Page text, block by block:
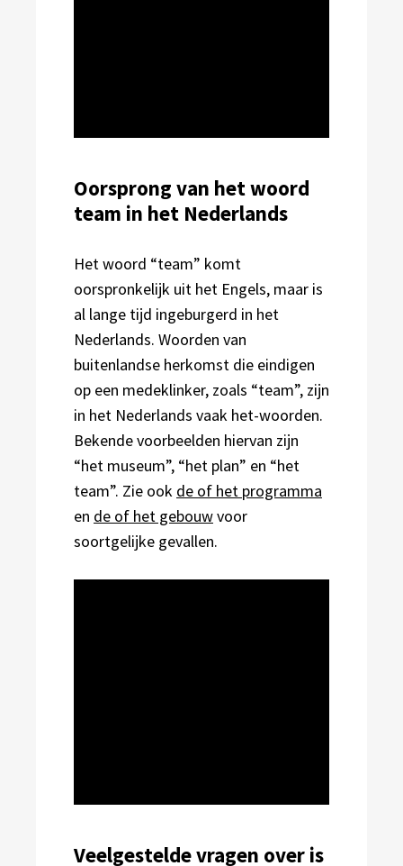
Oorsprong van het woord
team in het Nederlands
Het woord “team” komt
oorspronkelijk uit het Engels, maar is
al lange tijd ingeburgerd in het
Nederlands. Woorden van
buitenlandse herkomst die eindigen
op een medeklinker, zoals “team”, zijn
in het Nederlands vaak het-woorden.
Bekende voorbeelden hiervan zijn
“het museum”, “het plan” en “het
team”. Zie ook de of het programma
en de of het gebouwvoor
soortgelijke gevallen.
Veelgestelde vragen over is